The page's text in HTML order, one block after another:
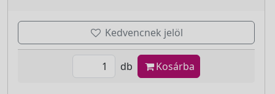
Kedvencnek jelöl
db Kosárba